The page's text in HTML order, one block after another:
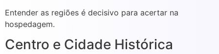
Entender as regiões é decisivo para acertar na
hospedagem.
Centro e Cidade Histórica